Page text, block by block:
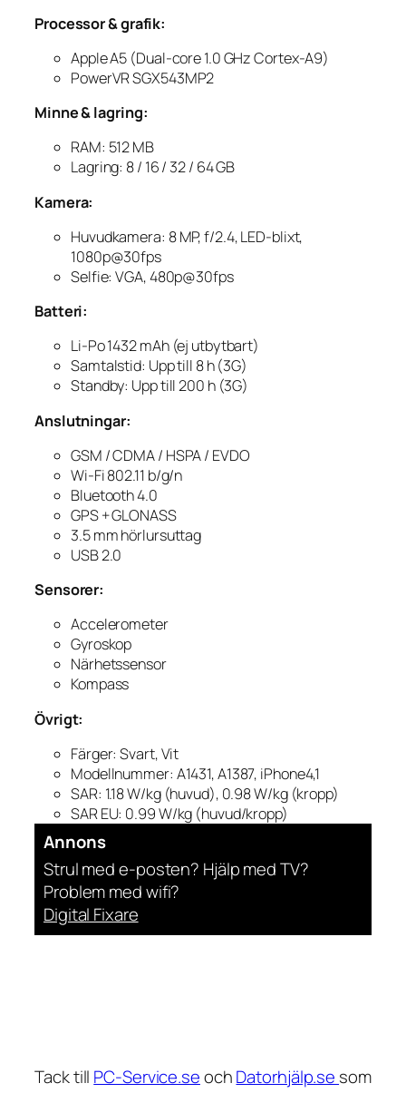
Processor & grafik:
Apple A5 (Dual-core 1.0 GHz Cortex-A9)
PowerVR SGX543MP2
Minne & lagring:
RAM: 512 MB
Lagring: 8 / 16 / 32 / 64 GB
Kamera:
Huvudkamera: 8 MP, f/2.4, LED-blixt,
1080p@30fps
Selfie: VGA, 480p@30fps
Batteri:
Li-Po 1432 mAh (ej utbytbart)
Samtalstid: Upp till 8 h (3G)
Standby: Upp till 200 h (3G)
Anslutningar:
GSM / CDMA / HSPA / EVDO
Wi-Fi 802.11 b/g/n
Bluetooth 4.0
GPS + GLONASS
3.5 mm hörlursuttag
USB 2.0
Sensorer:
Accelerometer
Gyroskop
Närhetssensor
Kompass
Övrigt:
Färger: Svart, Vit
Modellnummer: A1431, A1387, iPhone4,1
SAR: 1.18 W/kg (huvud), 0.98 W/kg (kropp)
SAR EU: 0.99 W/kg (huvud/kropp)
Annons
Strul med e-posten? Hjälp med TV?
Problem med wifi?
Digital Fixare
Tack till PC-Service.seochDatorhjälp.se som